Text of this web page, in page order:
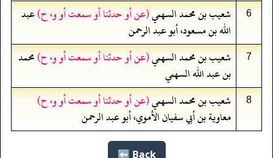
6 شعيب بن محمد السهمي(عن أو حدثنا أو سمعت أو و، ح)عبد
الله بن مسعود، أبو عبد الرحمن
7 شعيب بن محمد السهمي(عن أو حدثنا أو سمعت أو و، ح)محمد
بن عبد الله السهمي
8 شعيب بن محمد السهمي(عن أو حدثنا أو سمعت أو و، ح)
معاوية بن أبي سفيان الأموي، أبو عبد الرحمن
Back ⬅️